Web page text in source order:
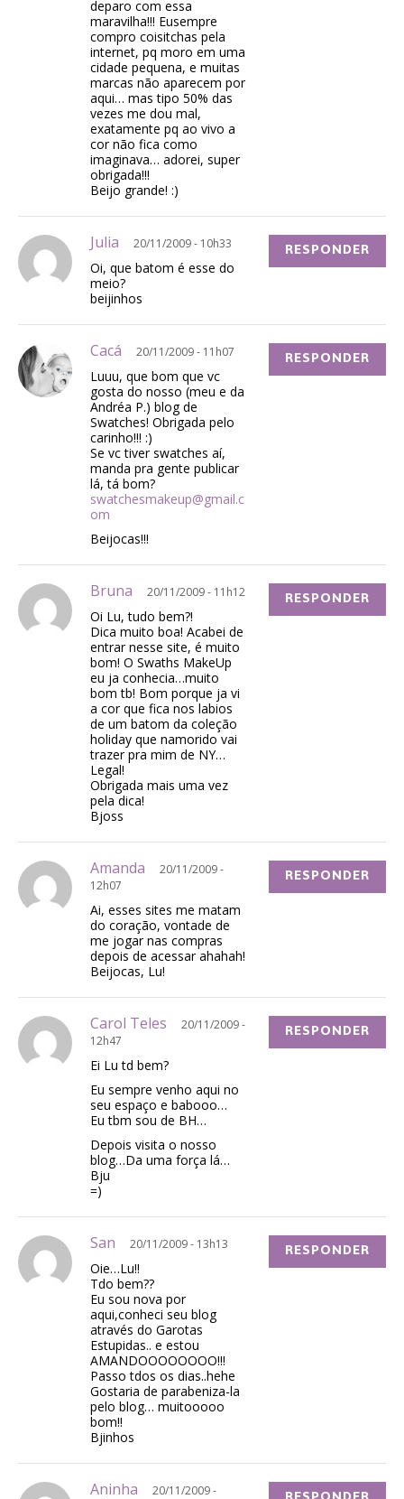
deparo com essa
maravilha!!! Eusempre
compro coisitchas pela
internet, pq moro em uma
cidade pequena, e muitas
marcas não aparecem por
aqui… mas tipo 50% das
vezes me dou mal,
exatamente pq ao vivo a
cor não fica como
imaginava… adorei, super
obrigada!!!
Beijo grande! :)
Julia 20/11/2009 - 10h33
Oi, que batom é esse do
meio?
beijinhos
RESPONDER
Cacá 20/11/2009 - 11h07
Luuu, que bom que vc
gosta do nosso (meu e da
Andréa P.) blog de
Swatches! Obrigada pelo
carinho!!! :)
Se vc tiver swatches aí,
manda pra gente publicar
lá, tá bom?
swatchesmakeup@gmail.c
om
Beijocas!!!
RESPONDER
Bruna 20/11/2009 - 11h12
Oi Lu, tudo bem?!
Dica muito boa! Acabei de
entrar nesse site, é muito
bom! O Swaths MakeUp
eu ja conhecia…muito
bom tb! Bom porque ja vi
a cor que fica nos labios
de um batom da coleção
holiday que namorido vai
trazer pra mim de NY…
Legal!
Obrigada mais uma vez
pela dica!
Bjoss
RESPONDER
Amanda
20/11/2009 -
12h07
Ai, esses sites me matam
do coração, vontade de
me jogar nas compras
depois de acessar ahahah!
Beijocas, Lu!
RESPONDER
Carol Teles
20/11/2009 -
12h47
Ei Lu td bem?
Eu sempre venho aqui no
seu espaço e babooo…
Eu tbm sou de BH…
Depois visita o nosso
blog…Da uma força lá…
Bju
=)
RESPONDER
San 20/11/2009 - 13h13
Oie…Lu!!
Tdo bem??
Eu sou nova por
aqui,conheci seu blog
através do Garotas
Estupidas.. e estou
AMANDOOOOOOOO!!!
Passo tdos os dias..hehe
Gostaria de parabeniza-la
pelo blog… muitooooo
bom!!
Bjinhos
RESPONDER
Aninha
20/11/2009 -